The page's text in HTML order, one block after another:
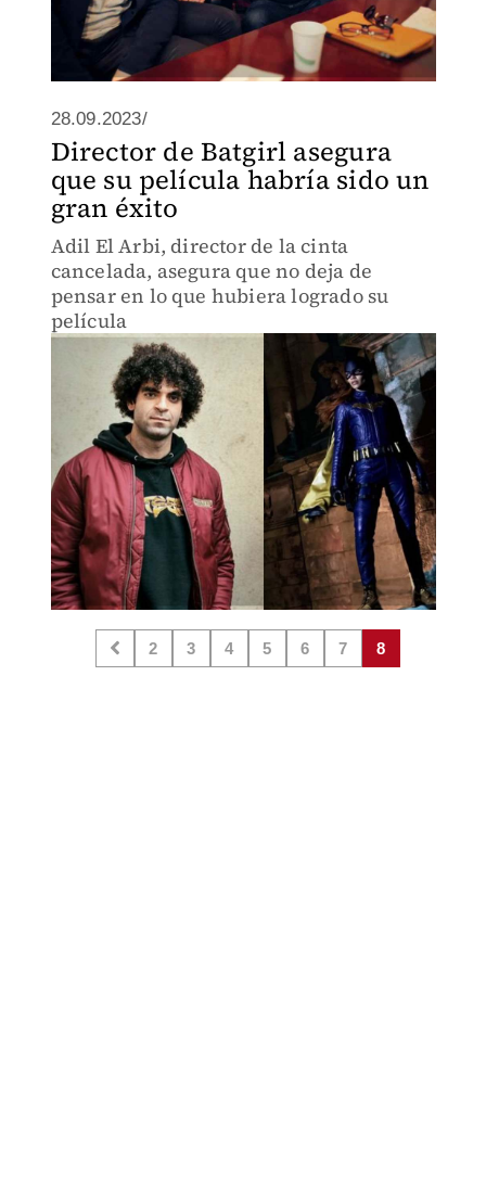
28.09.2023/
Director de Batgirl asegura
que su película habría sido un
gran éxito
Adil El Arbi, director de la cinta
cancelada, asegura que no deja de
pensar en lo que hubiera logrado su
película
2 3 4 5 6 7 8